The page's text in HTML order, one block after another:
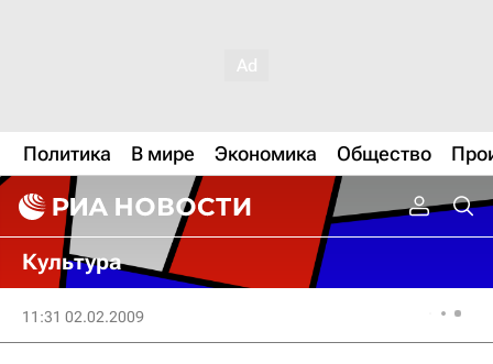
Политика В мире Экономика Общество
Культура
11:31 02.02.2009